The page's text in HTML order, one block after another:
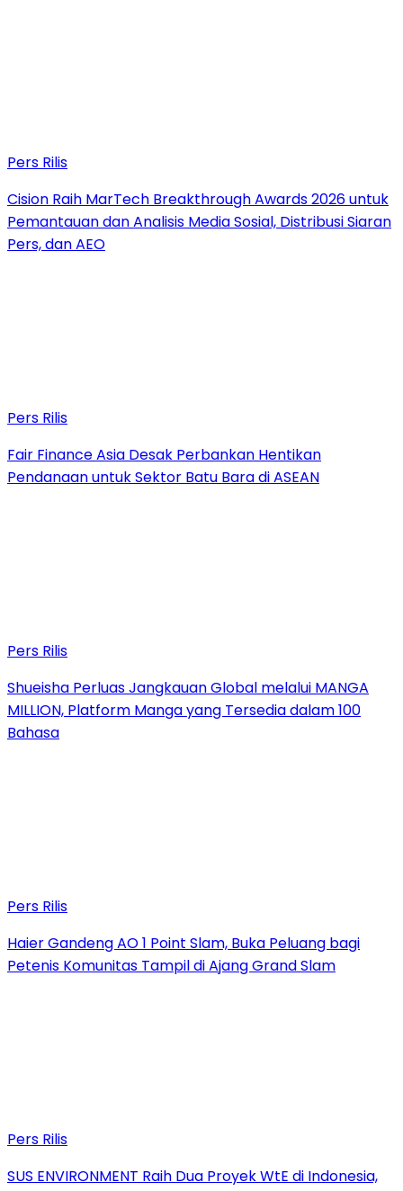
Pers Rilis
Cision Raih MarTech Breakthrough Awards 2026 untuk
Pemantauan dan Analisis Media Sosial, Distribusi Siaran
Pers, dan AEO
Pers Rilis
Fair Finance Asia Desak Perbankan Hentikan
Pendanaan untuk Sektor Batu Bara di ASEAN
Pers Rilis
Shueisha Perluas Jangkauan Global melalui MANGA
MILLION, Platform Manga yang Tersedia dalam 100
Bahasa
Pers Rilis
Haier Gandeng AO 1 Point Slam, Buka Peluang bagi
Petenis Komunitas Tampil di Ajang Grand Slam
Pers Rilis
SUS ENVIRONMENT Raih Dua Proyek WtE di Indonesia,